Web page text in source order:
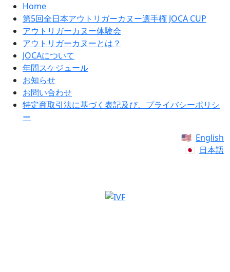
Home
第5回全日本アウトリガーカヌー選手権 JOCA CUP
アウトリガーカヌー体験会
アウトリガーカヌーとは？
JOCAについて
年間スケジュール
お知らせ
お問い合わせ
特定商取引法に基づく表記及び、プライバシーポリシ
ー
English
日本語